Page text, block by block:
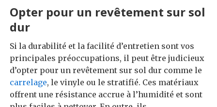
Opter pour un revêtement sur sol
dur
Si la durabilité et la facilité d’entretien sont vos
principales préoccupations, il peut être judicieux
d’opter pour un revêtement sur sol dur comme le
carrelage, le vinyle ou le stratifié. Ces matériaux
offrent une résistance accrue à l’humidité et sont